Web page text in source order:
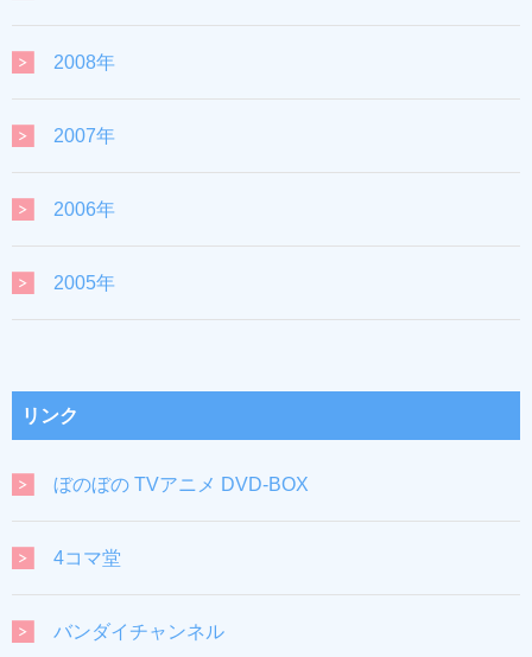
2008年
2007年
2006年
2005年
リンク
ぼのぼの TVアニメ DVD-BOX
4コマ堂
バンダイチャンネル